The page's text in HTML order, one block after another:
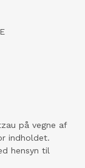
på vegne af
indholdet.
hensyn til